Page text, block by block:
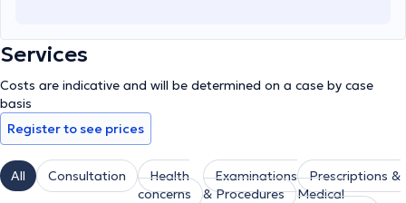
Services
Costs are indicative and will be determined on a case by case
basis
Register to see prices
All Consultation
Health
concerns
Examinations
& Procedures
Prescriptions &
Medical